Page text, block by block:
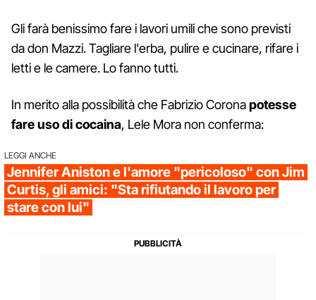
Gli farà benissimo fare i lavori umili che sono previsti
da don Mazzi. Tagliare l'erba, pulire e cucinare, rifare i
letti e le camere. Lo fanno tutti.
In merito alla possibilità che Fabrizio Coronapotesse
fare uso di cocaina, Lele Mora non conferma:
LEGGI ANCHE
Jennifer Aniston e l'amore "pericoloso" con Jim
Curtis, gli amici: "Sta rifiutando il lavoro per
stare con lui"